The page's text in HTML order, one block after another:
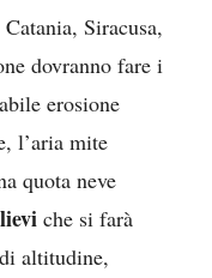
Siracusa,
dovranno fare i
erosione
l’aria mite
quota neve
che si farà
di altitudine,